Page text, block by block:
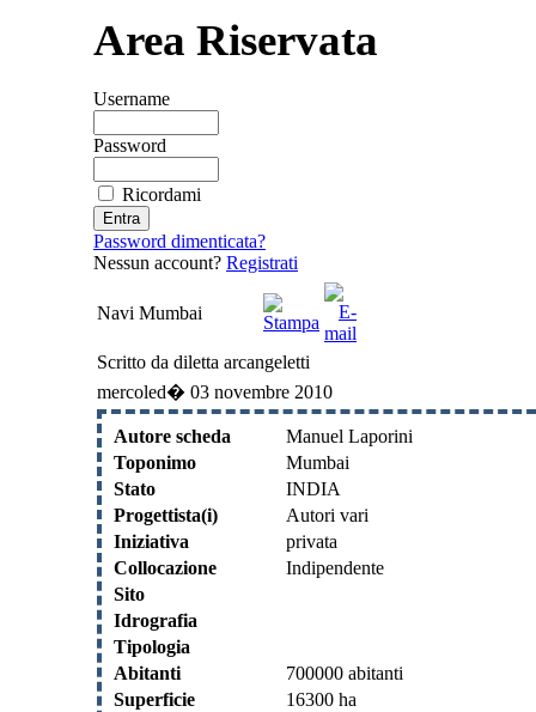
Area Riservata
Username
Password
Ricordami
Password dimenticata?
Nessun account? Registrati
Navi Mumbai
Scritto da diletta arcangeletti
mercoled� 03 novembre 2010
Autore scheda
Manuel Laporini
Toponimo
Mumbai
Stato
INDIA
Progettista(i)
Autori vari
Iniziativa
privata
Collocazione
Indipendente
Sito
Idrografia
Tipologia
Abitanti
700000 abitanti
Superficie
16300 ha